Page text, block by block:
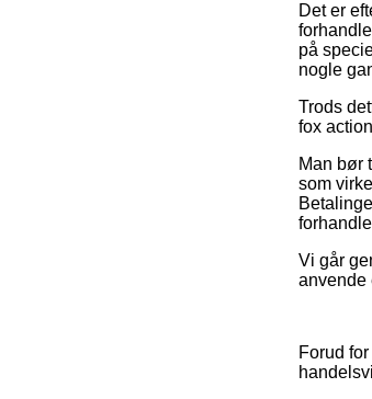
Det er
på
nogle
Trods
fox
Man bør
som
Vi går
anvende
Forud